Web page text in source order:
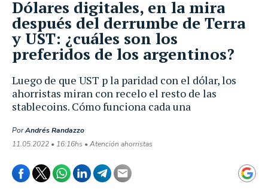
Luego de que UST p la paridad con el dólar, los
ahorristas miran con recelo el resto de las
stablecoins. Cómo funciona cada una
PorAndrés Randazzo
11.05.2022 • 16:16hs • Atención ahorristas
Dólares digitales, en la mira
después del derrumbe de Terra
y UST: ¿cuáles son los
preferidos de los argentinos?